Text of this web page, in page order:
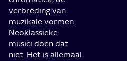
verbreding van
muzikale vormen.
Neoklassieke
musici doen dat
niet. Het is allemaal